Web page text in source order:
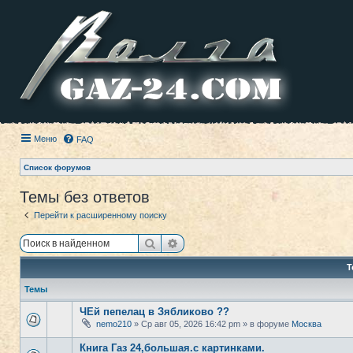
Меню FAQ
Список форумов
Темы без ответов
Перейти к расширенному поиску
ПоискРасширенный поиск
Темы
ЧЕй пепелац в Зябликово ??
nemo210 » Ср авг 05, 2026 16:42 pm » в форуме Москва
Книга Газ 24,большая.с картинками.